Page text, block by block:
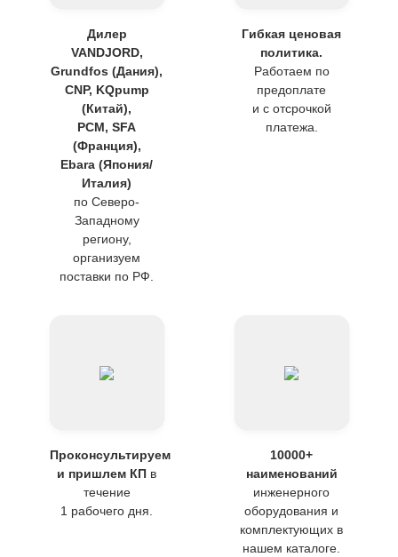
Дилер
VANDJORD,
Grundfos (Дания),
CNP, KQpump
(Китай),
PCM, SFA
(Франция),
Ebara (Япония/
Италия)
по Северо-
Западному
региону,
организуем
поставки по РФ.
Гибкая ценовая
политика.
Работаем по
предоплате
и с отсрочкой
платежа.
Проконсультируем
и пришлем КП в
течение
1 рабочего дня.
10000+
наименований
инженерного
оборудования и
комплектующих в
нашем каталоге.